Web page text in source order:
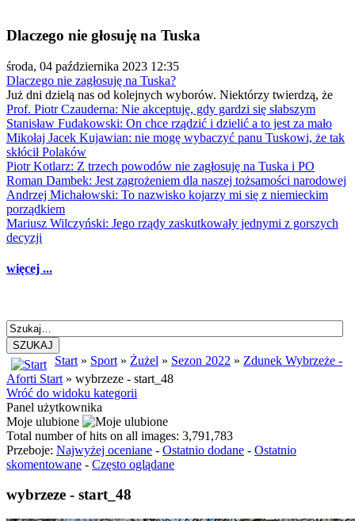
Dlaczego nie głosuję na Tuska
środa, 04 października 2023 12:35
Dlaczego nie zagłosuję na Tuska?
Już dni dzielą nas od kolejnych wyborów. Niektórzy twierdzą, że
Prof. Piotr Czauderna: Nie akceptuję, gdy gardzi się słabszym
Stanisław Fudakowski: On chce rządzić i dzielić a to jest za mało
Mikołaj Jacek Kujawian: nie mogę wybaczyć panu Tuskowi, że tak
skłócił Polaków
Piotr Kotlarz: Z trzech powodów nie zagłosuję na Tuska i PO
Roman Dambek: Jest zagrożeniem dla naszej tożsamości narodowej
Andrzej Michałowski: To nazwisko kojarzy mi się z niemieckim
porządkiem
Mariusz Wilczyński: Jego rządy zaskutkowały jednymi z gorszych
decyzji
więcej ...
SZUKAJ
Start » Sport » Żużel » Sezon 2022 » Zdunek Wybrzeże -
Aforti Start » wybrzeze - start_48
Wróć do widoku kategorii
Panel użytkownika
Moje ulubione
Total number of hits on all images: 3,791,783
Przeboje: Najwyżej oceniane - Ostatnio dodane - Ostatnio
skomentowane - Często oglądane
wybrzeze - start_48